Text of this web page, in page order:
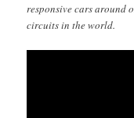
responsive cars around
circuits in the world.